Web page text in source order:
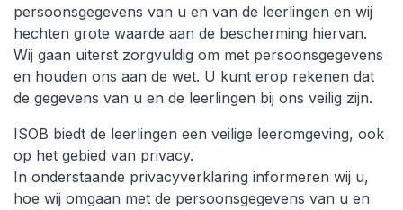
persoonsgegevens van u en van de leerlingen en wij
hechten grote waarde aan de bescherming hiervan.
Wij gaan uiterst zorgvuldig om met persoonsgegevens
en houden ons aan de wet. U kunt erop rekenen dat
de gegevens van u en de leerlingen bij ons veilig zijn.
ISOB biedt de leerlingen een veilige leeromgeving, ook
op het gebied van privacy.
In onderstaande privacyverklaring informeren wij u,
hoe wij omgaan met de persoonsgegevens van u en